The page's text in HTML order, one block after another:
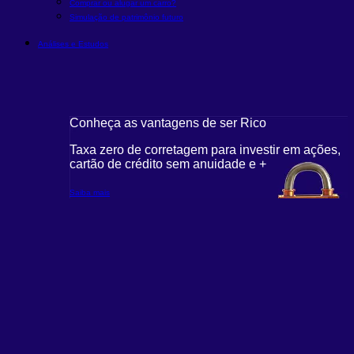
Comprar ou alugar um carro?
Simulação de patrimônio futuro
Análises e Estudos
Conheça as vantagens de ser Rico
Taxa zero de corretagem para investir em ações,
cartão de crédito sem anuidade e +
Saiba mais